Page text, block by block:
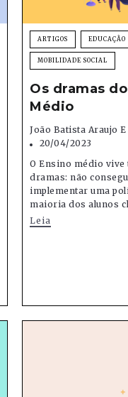
ARTIGOS EDUCAÇÃO
MOBILIDADE SOCIAL
Os dramas
Médio
João Batista Araujo
20/04/2023
O Ensino médio
dramas: não
implementar uma
maioria dos alunos
Leia